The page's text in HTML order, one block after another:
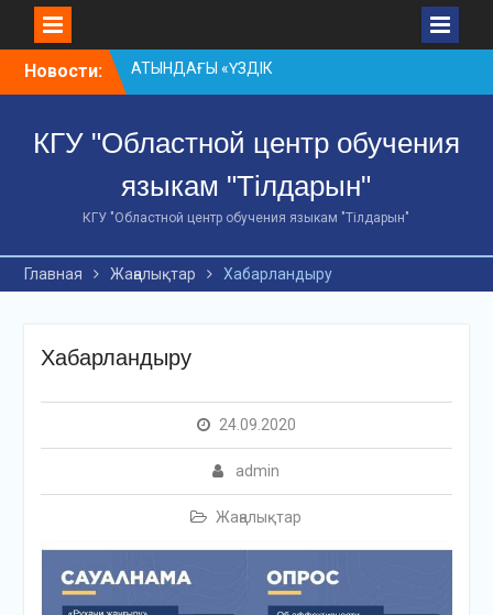
Новости:
АТЫНДАҒЫ «ҮЗДІК
ОҚЫТУШЫ-2026»
ОБЛЫСТЫҚ БАЙҚАУЫ
Тәуелсіздік символы»
облыстық байқауы
Оқытудың мазмұны: тілдік
дағдылар және
инновациялық
стратегиялар
КГУ "Областной центр обучения
языкам "Тілдарын"
КГУ "Областной центр обучения языкам "Тілдарын"
Главная Жаңалықтар Хабарландыру
Хабарландыру
24.09.2020
admin
Жаңалықтар